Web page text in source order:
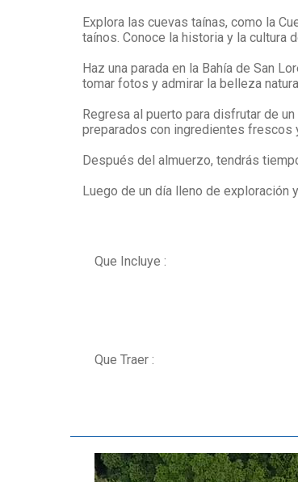
Explora las cuevas taínas, como la
taínos. Conoce la historia y la cultura
Haz una parada en la Bahía de San
tomar fotos y admirar la belleza
Regresa al puerto para disfrutar de
preparados con ingredientes frescos
Después del almuerzo, tendrás
Luego de un día lleno de exploración
Que Incluye :
Que Traer :